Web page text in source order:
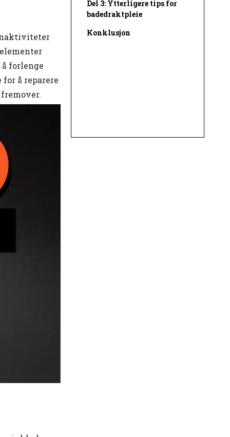
forlenge
å reparere
Del 3: Ytterligere tips for
badedraktpleie
Konklusjon